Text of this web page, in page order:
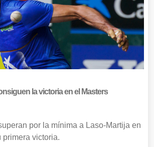
la victoria en el Masters
por la mínima a Laso-Martija en
primera victoria.